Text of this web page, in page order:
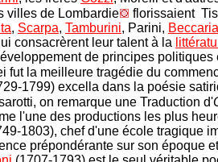
villes de Lombardie
florissaient
, Scarpa, Tamburini, Parini, Beccaria
consacrèrent leur talent à la
de principes politiques
fut la meilleure tragédie du
1799) excella dans la poésie
on remarque une Traduction d'
l'une des productions les plus
1803), chef d'une école tragique
prépondérante sur son époque